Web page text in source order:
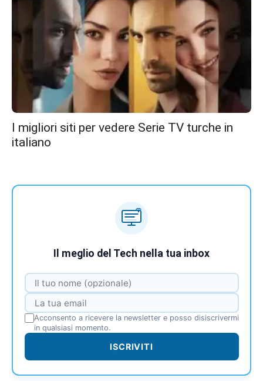
I migliori siti per vedere Serie TV turche in
italiano
Il meglio del Tech nella tua inbox
Acconsento a ricevere la newsletter e posso disiscrivermi
in qualsiasi momento.
ISCRIVITI